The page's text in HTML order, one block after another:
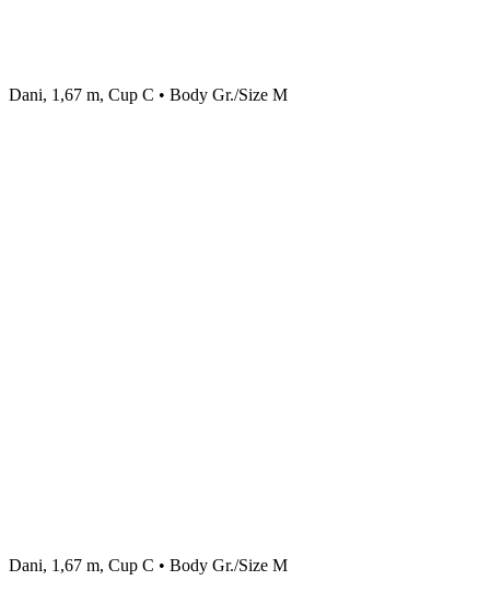
Dani, 1,67 m, Cup C • Body Gr./Size M
Dani, 1,67 m, Cup C • Body Gr./Size M